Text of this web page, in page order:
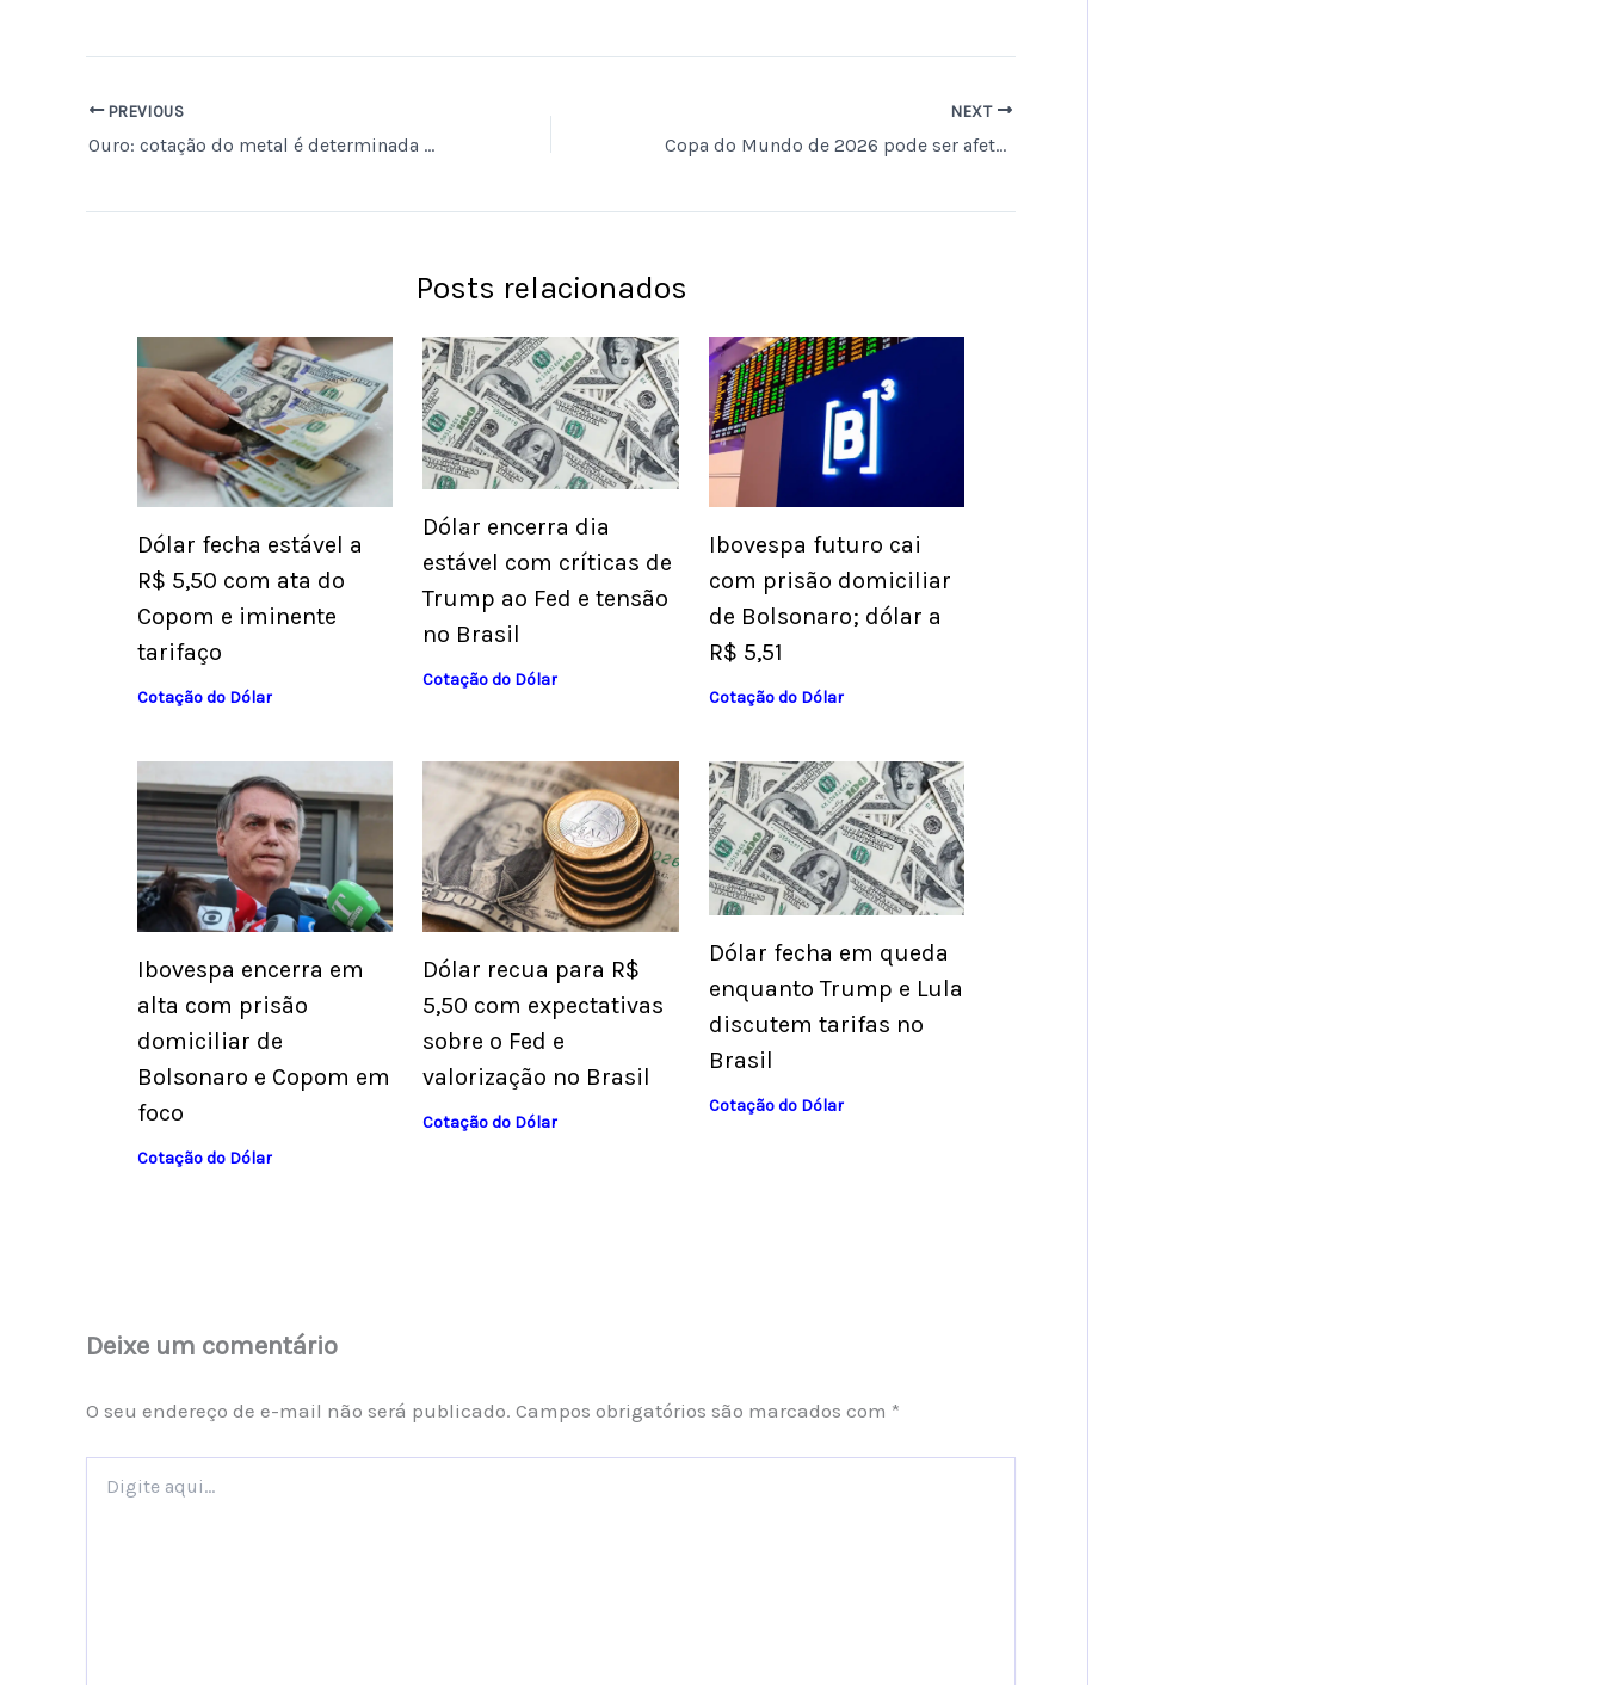
PREVIOUS
Ouro: cotação do metal é determinada por sua utilização em joias e contratos financeiros.
NEXT
Copa do Mundo de 2026 pode ser afetada por tempestades na abertura em Cidade do México
Posts relacionados
Dólar fecha estável a
R$ 5,50 com ata do
Copom e iminente
tarifaço
Cotação do Dólar
Dólar encerra dia
estável com críticas de
Trump ao Fed e tensão
no Brasil
Cotação do Dólar
Ibovespa futuro cai
com prisão domiciliar
de Bolsonaro; dólar a
R$ 5,51
Cotação do Dólar
Ibovespa encerra em
alta com prisão
domiciliar de
Bolsonaro e Copom em
foco
Cotação do Dólar
Dólar recua para R$
5,50 com expectativas
sobre o Fed e
valorização no Brasil
Cotação do Dólar
Dólar fecha em queda
enquanto Trump e Lula
discutem tarifas no
Brasil
Cotação do Dólar
Deixe um comentário
O seu endereço de e-mail não será publicado. Campos obrigatórios são marcados com *
aqui...